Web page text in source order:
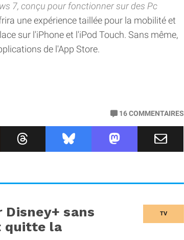
7, conçu pour fonctionner sur des Pc
une expérience taillée pour la mobilité et
sur l'iPhone et l'iPod Touch. Sans même,
de l'App Store.
16COMMENTAIRES
TV
Disney+ sans
quitte la